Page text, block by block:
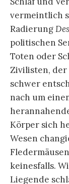
Wink auf das
BuchDie
dem Jahr
das Buch bei
worden.
Wissen von
Umfang mit
einer
am Ende
Traum als